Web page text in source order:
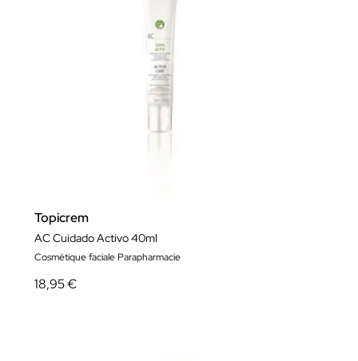
Topicrem
AC Cuidado Activo 40ml
Cosmétique faciale Parapharmacie
18,95 €